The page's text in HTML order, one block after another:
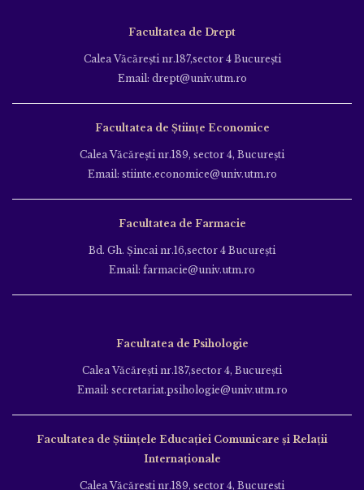
Facultatea de Drept
Calea Văcăreşti nr.187,sector 4 Bucureşti
Email: drept@univ.utm.ro
Facultatea de Științe Economice
Calea Văcăreşti nr.189, sector 4, Bucureşti
Email: stiinte.economice@univ.utm.ro
Facultatea de Farmacie
Bd. Gh. Şincai nr.16,sector 4 Bucureşti
Email: farmacie@univ.utm.ro
Facultatea de Psihologie
Calea Văcăreşti nr.187,sector 4, Bucureşti
Email: secretariat.psihologie@univ.utm.ro
Facultatea de Ştiinţele Educației Comunicare și Relații
Internaționale
Calea Văcăreşti nr.189, sector 4, Bucureşti